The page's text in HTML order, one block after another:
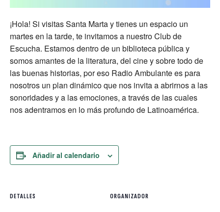
¡Hola! Si visitas Santa Marta y tienes un espacio un
martes en la tarde, te invitamos a nuestro Club de
Escucha. Estamos dentro de un biblioteca pública y
somos amantes de la literatura, del cine y sobre todo de
las buenas historias, por eso Radio Ambulante es para
nosotros un plan dinámico que nos invita a abrirnos a las
sonoridades y a las emociones, a través de las cuales
nos adentramos en lo más profundo de Latinoamérica.
Añadir al calendario
DETALLES ORGANIZADOR